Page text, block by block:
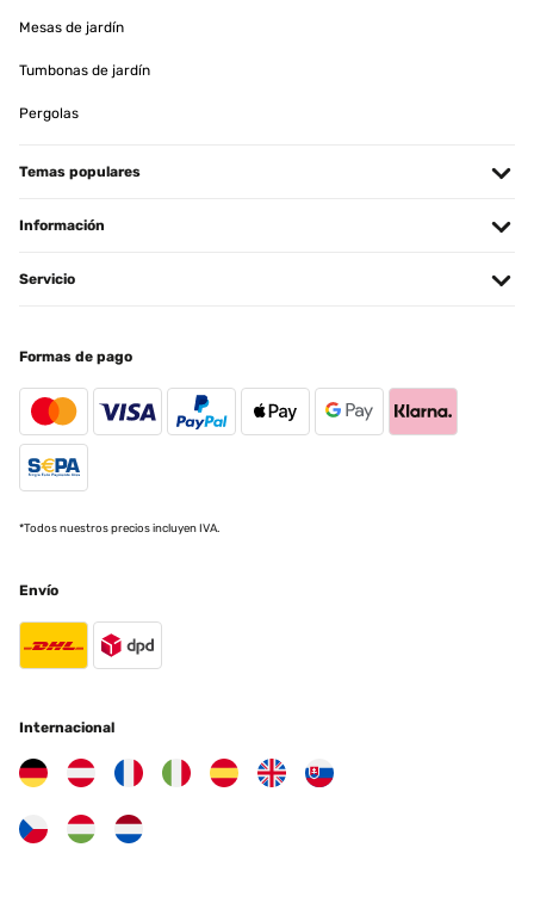
Mesas de jardín
Tumbonas de jardín
Pergolas
Temas populares
Información
Servicio
Formas de pago
*Todos nuestros precios incluyen IVA.
Envío
Internacional